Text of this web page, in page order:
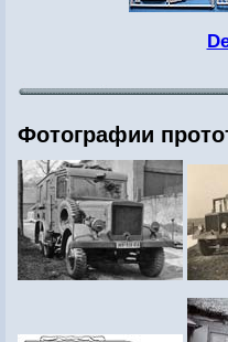
Фотографии